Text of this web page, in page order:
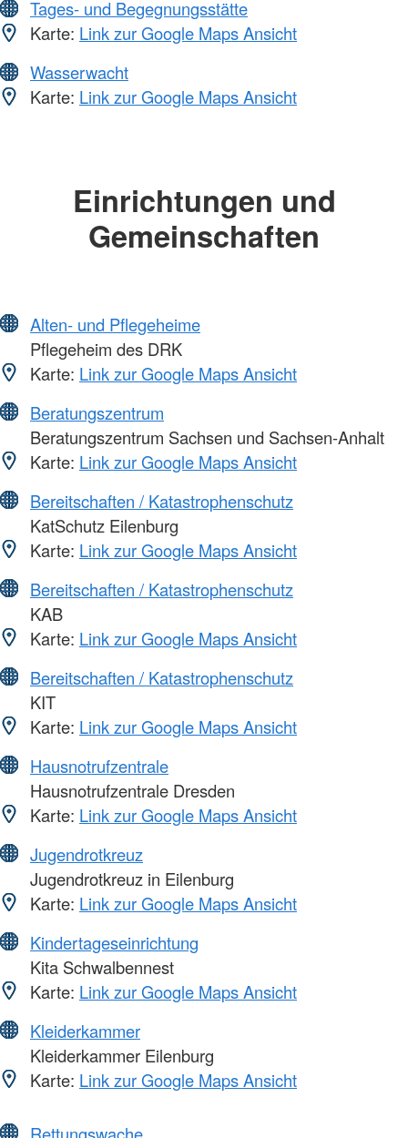
Tages- und Begegnungsstätte
Karte: Link zur Google Maps Ansicht
Wasserwacht
Karte: Link zur Google Maps Ansicht
Einrichtungen und
Gemeinschaften
Alten- und Pflegeheime
Pflegeheim des DRK
Karte: Link zur Google Maps Ansicht
Beratungszentrum
Beratungszentrum Sachsen und Sachsen-Anhalt
Karte: Link zur Google Maps Ansicht
Bereitschaften / Katastrophenschutz
KatSchutz Eilenburg
Karte: Link zur Google Maps Ansicht
Bereitschaften / Katastrophenschutz
KAB
Karte: Link zur Google Maps Ansicht
Bereitschaften / Katastrophenschutz
KIT
Karte: Link zur Google Maps Ansicht
Hausnotrufzentrale
Hausnotrufzentrale Dresden
Karte: Link zur Google Maps Ansicht
Jugendrotkreuz
Jugendrotkreuz in Eilenburg
Karte: Link zur Google Maps Ansicht
Kindertageseinrichtung
Kita Schwalbennest
Karte: Link zur Google Maps Ansicht
Kleiderkammer
Kleiderkammer Eilenburg
Karte: Link zur Google Maps Ansicht